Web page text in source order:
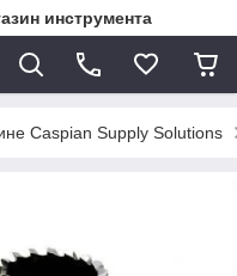
инструмента
Caspian Supply Solutions